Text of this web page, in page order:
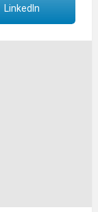
LinkedIn